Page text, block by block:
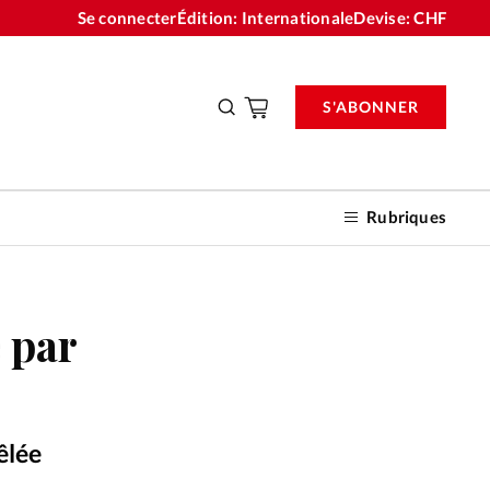
Se connecterÉdition: InternationaleDevise:CHF
Rubriques
S'ABONNER
par